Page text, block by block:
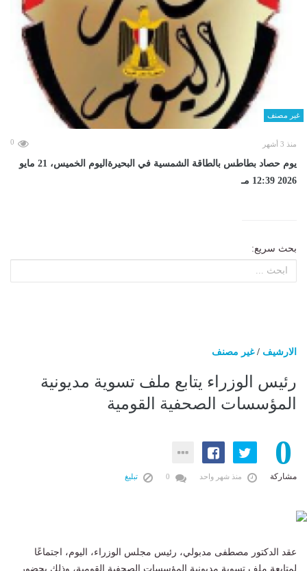
غير مصنف
منذ 3 أشهر 0
يوم حصاد بطاطس بالطاقة الشمسية في البحيرةاليوم الخميس، 21 مايو
2026 12:39 مـ
بحث سريع:
الارشيف /غير مصنف
رئيس الوزراء يتابع ملف تسوية مديونية
المؤسسات الصحفية القومية
0
مشاركة منذ شهر واحد تبليغ
عقد الدكتور مصطفى مدبولي، رئيس مجلس الوزراء، اليوم، اجتماعًا
لمتابعة ملف تسوية مديونية المؤسسات الصحفية القومية، وذلك بحضور